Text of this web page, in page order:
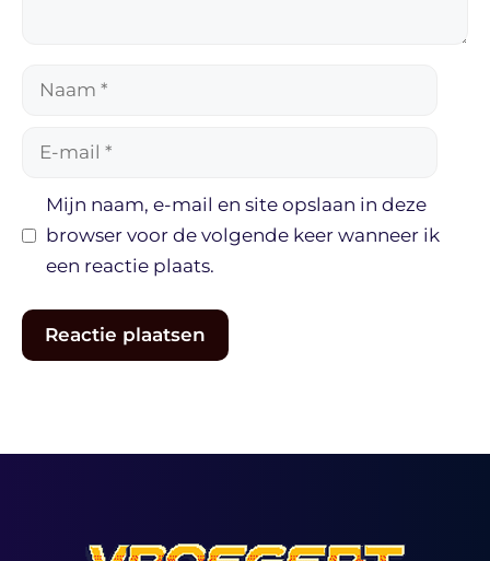
Naam
Mijn naam, e-mail en site opslaan in deze
browser voor de volgende keer wanneer ik
een reactie plaats.